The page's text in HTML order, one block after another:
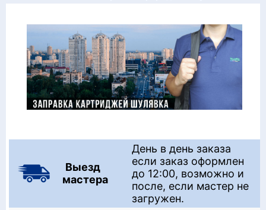
Выезд
мастера
День в день заказа
если заказ оформлен
до 12:00, возможно и
после, если мастер не
загружен.